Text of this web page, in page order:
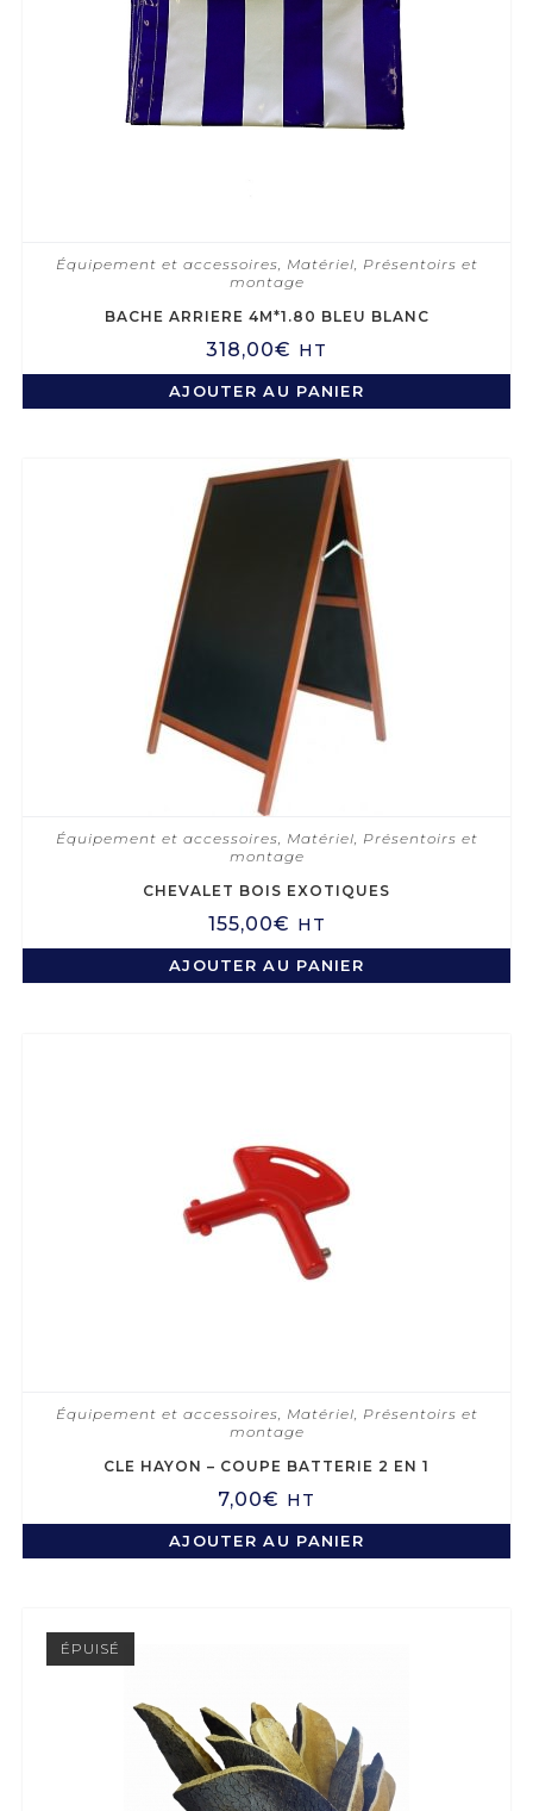
Équipement et accessoires Matériel Présentoirs et
montage
BACHE ARRIERE 4M*1.80 BLEU BLANC
318,00€ HT
AJOUTER AU PANIER
Équipement et accessoires, Matériel, Présentoirs et
montage
CHEVALET BOIS EXOTIQUES
155,00€ HT
AJOUTER AU PANIER
Équipement et accessoires Matériel Présentoirs et
montage
CLE HAYON – COUPE BATTERIE 2 EN 1
7,00€ HT
AJOUTER AU PANIER
ÉPUISÉ